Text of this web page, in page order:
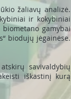
žaliavų analizė.
ir kokybiniai
gamybai
biodujų jėgainėse.
savivaldybių
iškastinį kurą